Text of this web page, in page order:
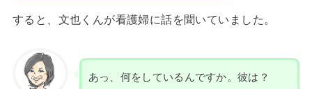
すると、文也くんが看護婦に話を聞いていました。
あっ、何をしているんですか。彼は？